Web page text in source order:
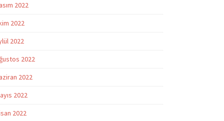
2022
2022
2022
2022
2022
2022
2022